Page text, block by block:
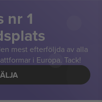
nr 1
mest efterföljda av alla
i Europa. Tack!